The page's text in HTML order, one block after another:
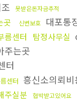
못받은돈자금추적
곳 신변보호 대포통
름센터 탐정사무실
주는곳
터
센터 흥신소의뢰비
주실분 협박받고있어요